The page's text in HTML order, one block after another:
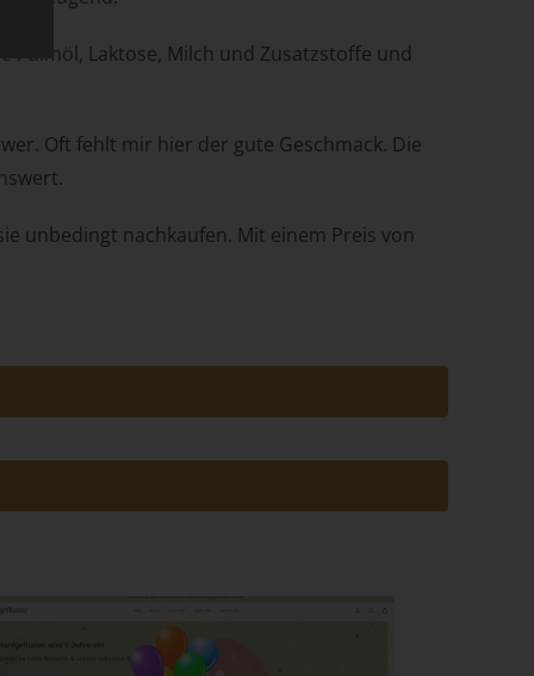
Laktose, Milch und Zusatzstoffe und
Oft fehlt mir hier der gute Geschmack. Die
unbedingt nachkaufen. Mit einem Preis von